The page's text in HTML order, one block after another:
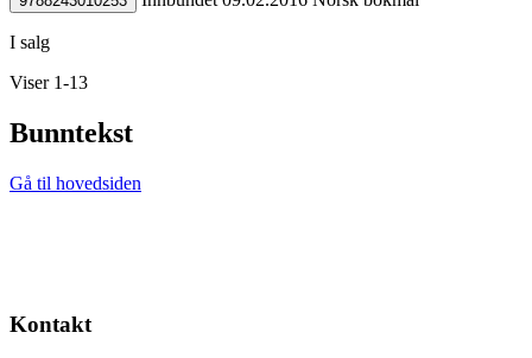
I salg
Viser 1-13
Bunntekst
Gå til hovedsiden
Kontakt